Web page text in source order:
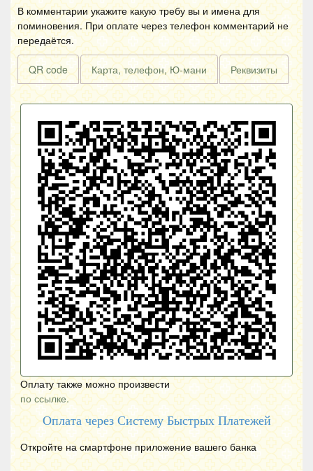
В комментарии укажите какую требу вы и имена для
поминовения. При оплате через телефон комментарий не
передаётся.
QR code Карта, телефон, Ю-мани Реквизиты
Оплату также можно произвести
по ссылке.
Оплата через Систему Быстрых Платежей
Откройте на смартфоне приложение вашего банка